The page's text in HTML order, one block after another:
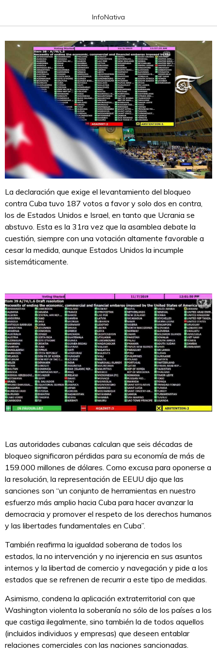
InfoNativa
La declaración que exige el levantamiento del bloqueo
contra Cuba tuvo 187 votos a favor y solo dos en contra,
los de Estados Unidos e Israel, en tanto que Ucrania se
abstuvo. Esta es la 31ra vez que la asamblea debate la
cuestión, siempre con una votación altamente favorable a
cesar la medida, aunque Estados Unidos la incumple
sistemáticamente.
Las autoridades cubanas calculan que seis décadas de
bloqueo significaron pérdidas para su economía de más de
159.000 millones de dólares. Como excusa para oponerse a
la resolución, la representación de EEUU dijo que las
sanciones son “un conjunto de herramientas en nuestro
esfuerzo más amplio hacia Cuba para hacer avanzar la
democracia y promover el respeto de los derechos humanos
y las libertades fundamentales en Cuba”.
También reafirma la igualdad soberana de todos los
estados, la no intervención y no injerencia en sus asuntos
internos y la libertad de comercio y navegación y pide a los
estados que se refrenen de recurrir a este tipo de medidas.
Asimismo, condena la aplicación extraterritorial con que
Washington violenta la soberanía no sólo de los países a los
que castiga ilegalmente, sino también la de todos aquellos
(incluidos individuos y empresas) que deseen entablar
relaciones comerciales con las naciones sancionadas.